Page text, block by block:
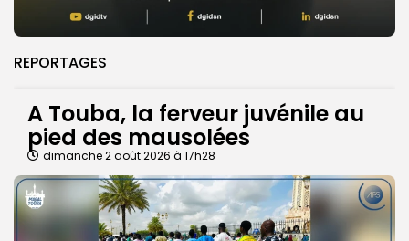
REPORTAGES
A Touba, la ferveur juvénile au
pied des mausolées
dimanche 2 août 2026 à 17h28